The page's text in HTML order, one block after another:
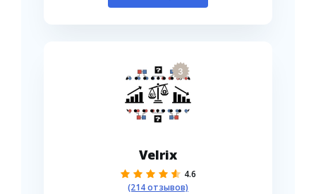
3
Velrix
4.6
(214 отзывов)